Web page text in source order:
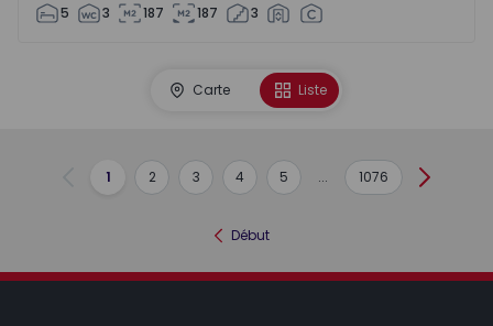
5 3 187 187 3
Carte Liste
Précédent
1 2 3 4 5 ... 1076 Suivant
Début